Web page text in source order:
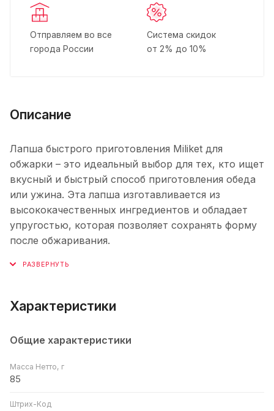
Отправляем во все
города России
Система скидок
от 2% до 10%
Описание
Лапша быстрого приготовления Miliket для
обжарки – это идеальный выбор для тех, кто ищет
вкусный и быстрый способ приготовления обеда
или ужина. Эта лапша изготавливается из
высококачественных ингредиентов и обладает
упругостью, которая позволяет сохранять форму
после обжаривания.
Характеристики
Общие характеристики
Масса Нетто, г
85
Штрих-Код